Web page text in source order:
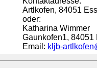
Artlkofen, 84051
oder:
Katharina Wimmer
Gaunkofen1, 84051
Email: kljb-